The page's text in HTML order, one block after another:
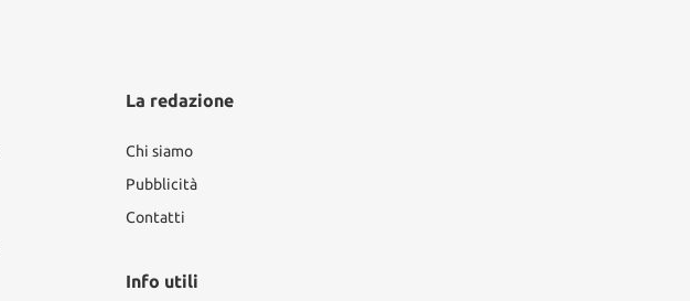
La redazione
Chi siamo
Pubblicità
Contatti
Info utili